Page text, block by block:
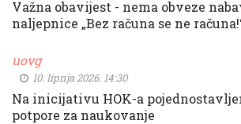
Važna obavijest - nema obveze
naljepnice „Bez računa se ne
uovg
10. lipnja 2026. 14:30
Na inicijativu HOK-a
potpore za naukovanje